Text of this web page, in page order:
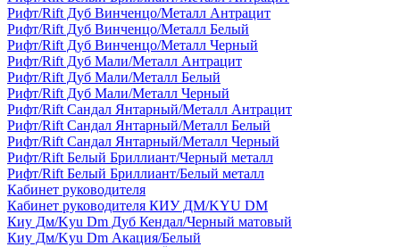
Рифт/Rift Дуб Винченцо/Металл Антрацит
Рифт/Rift Дуб Винченцо/Металл Белый
Рифт/Rift Дуб Винченцо/Металл Черный
Рифт/Rift Дуб Мали/Металл Антрацит
Рифт/Rift Дуб Мали/Металл Белый
Рифт/Rift Дуб Мали/Металл Черный
Рифт/Rift Сандал Янтарный/Металл Антрацит
Рифт/Rift Сандал Янтарный/Металл Белый
Рифт/Rift Сандал Янтарный/Металл Черный
Рифт/Rift Белый Бриллиант/Черный металл
Рифт/Rift Белый Бриллиант/Белый металл
Кабинет руководителя
Кабинет руководителя КИУ ДМ/KYU DM
Киу Дм/Kyu Dm Дуб Кендал/Черный матовый
Киу Дм/Kyu Dm Акация/Белый